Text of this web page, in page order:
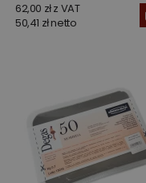
62,00 zł z VAT
50,41 zł netto